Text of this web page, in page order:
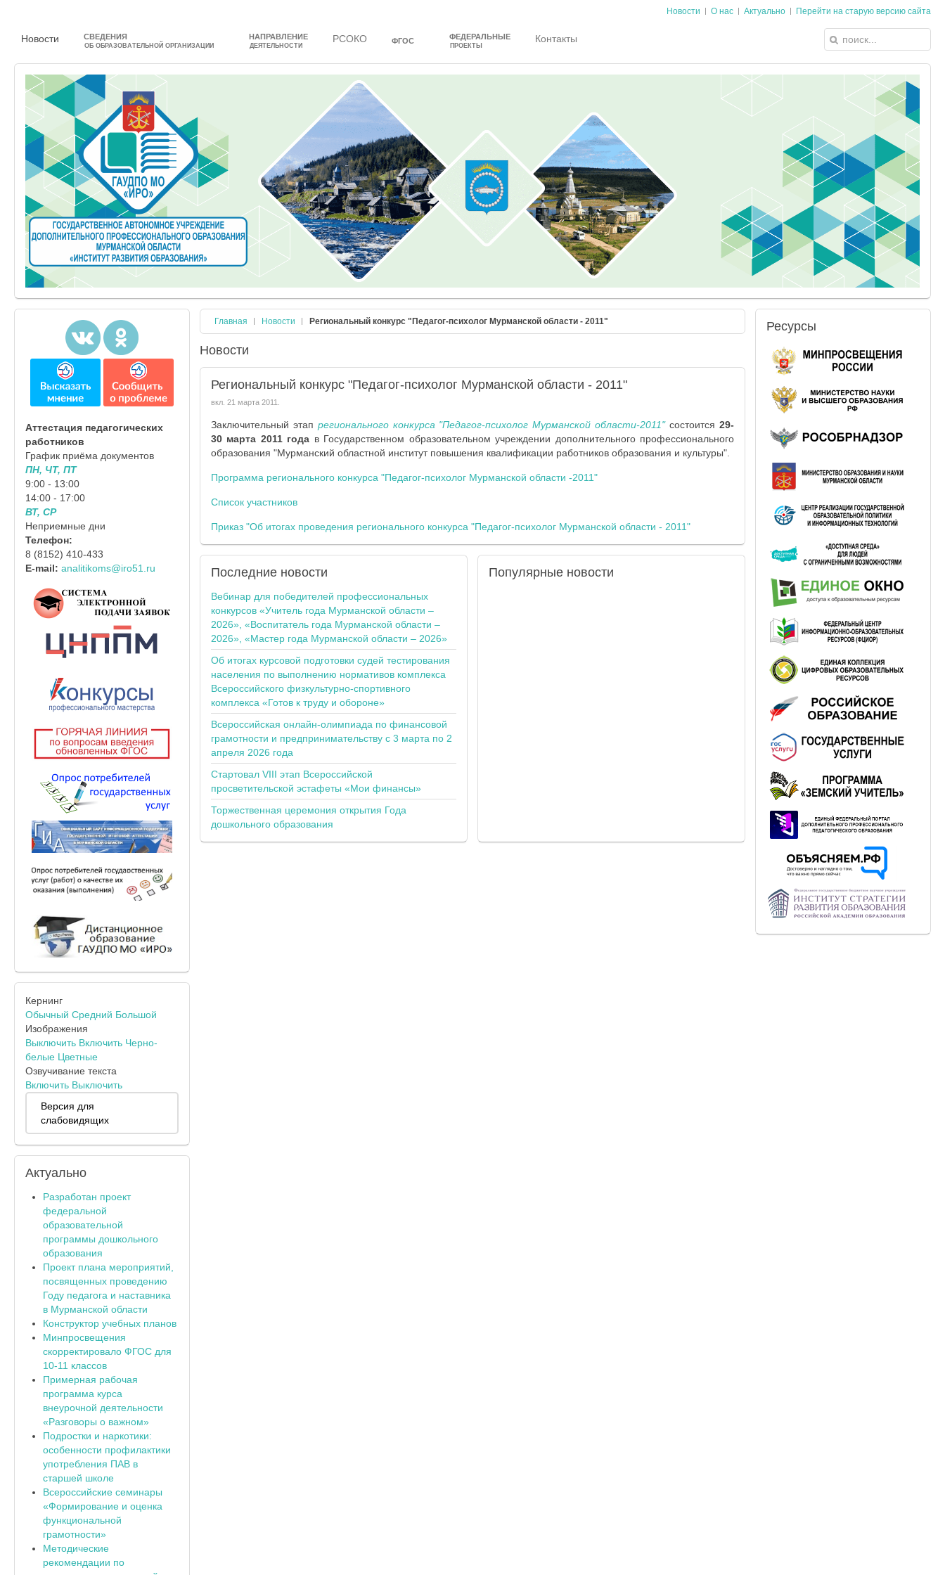
Новости О нас Актуально Перейти на старую версию сайта
Новости СВЕДЕНИЯ
ОБ ОБРАЗОВАТЕЛЬНОЙ ОРГАНИЗАЦИИ
НАПРАВЛЕНИЕ
ДЕЯТЕЛЬНОСТИ
РСОКО ФГОС ФЕДЕРАЛЬНЫЕ
ПРОЕКТЫ
Контакты
Главная Новости Региональный конкурс "Педагог-психолог Мурманской области - 2011"
Новости
Региональный конкурс "Педагог-психолог Мурманской области - 2011"
вкл. 21 марта 2011
Заключительный этап регионального конкурса "Педагог-психолог Мурманской области-2011"состоится29-
30 марта 2011 года в Государственном образовательном учреждении дополнительного профессионального
образования "Мурманский областной институт повышения квалификации работников образования и культуры".
Программа регионального конкурса "Педагог-психолог Мурманской области -2011"
Список участников
Приказ "Об итогах проведения регионального конкурса "Педагог-психолог Мурманской области - 2011"
Последниеновости
Вебинар для победителей профессиональных
конкурсов «Учитель года Мурманской области –
2026», «Воспитатель года Мурманской области –
2026», «Мастер года Мурманской области – 2026»
Об итогах курсовой подготовки судей тестирования
населения по выполнению нормативов комплекса
Всероссийского физкультурно-спортивного
комплекса «Готов к труду и обороне»
Всероссийская онлайн-олимпиада по финансовой
грамотности и предпринимательству с 3 марта по 2
апреля 2026 года
Стартовал VIII этап Всероссийской
просветительской эстафеты «Мои финансы»
Торжественная церемония открытия Года
дошкольного образования
Популярныеновости
Аттестация педагогических
работников
График приёма документов
ПН, ЧТ, ПТ
9:00 - 13:00
14:00 - 17:00
ВТ, СР
Неприемные дни
Телефон:
8 (8152) 410-433
E-mail: analitikoms@iro51.ru
Кернинг
Обычный Средний Большой
Изображения
Выключить Включить Черно-
белые Цветные
Озвучивание текста
Включить Выключить
Версия для
слабовидящих
Актуально
Разработан проект
федеральной
образовательной
программы дошкольного
образования
Проект плана мероприятий,
посвященных проведению
Году педагога и наставника
в Мурманской области
Конструктор учебных планов
Минпросвещения
скорректировало ФГОС для
10-11 классов
Примерная рабочая
программа курса
внеурочной деятельности
«Разговоры о важном»
Подростки и наркотики:
особенности профилактики
употребления ПАВ в
старшей школе
Всероссийские семинары
«Формирование и оценка
функциональной
грамотности»
Методические
рекомендации по
Ресурсы